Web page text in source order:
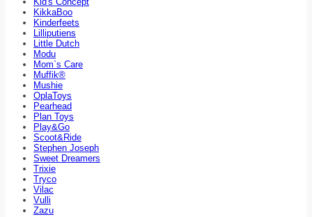
KikkaBoo
Kinderfeets
Lilliputiens
Little Dutch
Modu
Mom`s Care
Muffik®
Mushie
OplaToys
Pearhead
Plan Toys
Play&Go
Scoot&Ride
Stephen Joseph
Sweet Dreamers
Trixie
Tryco
Vilac
Vulli
Zazu